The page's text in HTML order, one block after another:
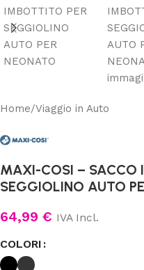
Home/Viaggio in Auto
MAXI-COSI – SACCO
SEGGIOLINO AUTO
64,99 € IVA Incl.
COLORI